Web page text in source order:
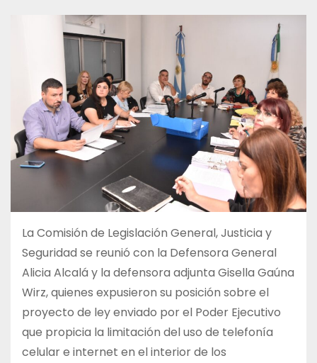
La Comisión de Legislación General, Justicia y
Seguridad se reunió con la Defensora General
Alicia Alcalá y la defensora adjunta Gisella Gaúna
Wirz, quienes expusieron su posición sobre el
proyecto de ley enviado por el Poder Ejecutivo
que propicia la limitación del uso de telefonía
celular e internet en el interior de los